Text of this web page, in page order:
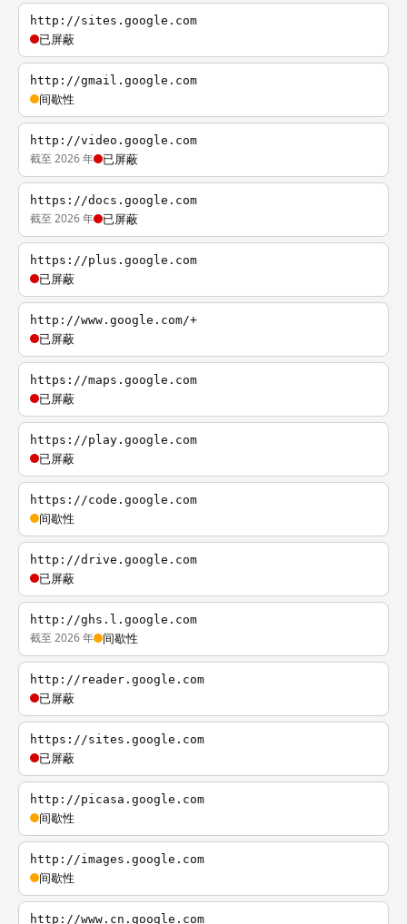
http://sites.google.com
已屏蔽
http://gmail.google.com
间歇性
http://video.google.com
截至 2026 年 已屏蔽
https://docs.google.com
截至 2026 年 已屏蔽
https://plus.google.com
已屏蔽
http://www.google.com/+
已屏蔽
https://maps.google.com
已屏蔽
https://play.google.com
已屏蔽
https://code.google.com
间歇性
http://drive.google.com
已屏蔽
http://ghs.l.google.com
截至 2026 年 间歇性
http://reader.google.com
已屏蔽
https://sites.google.com
已屏蔽
http://picasa.google.com
间歇性
http://images.google.com
间歇性
http://www.cn.google.com